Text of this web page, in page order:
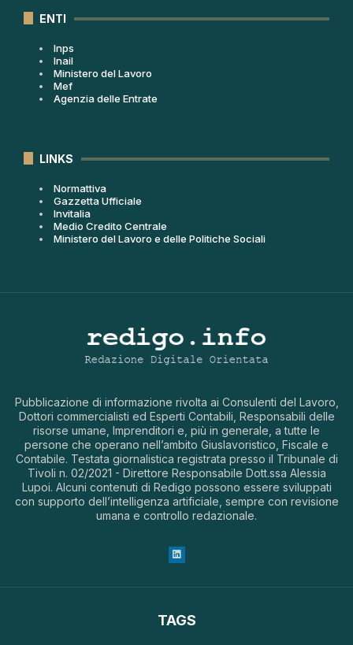
ENTI
Inps
Inail
Ministero del Lavoro
Mef
Agenzia delle Entrate
LINKS
Normattiva
Gazzetta Ufficiale
Invitalia
Medio Credito Centrale
Ministero del Lavoro e delle Politiche Sociali
Pubblicazione di informazione rivolta ai Consulenti del Lavoro,
Dottori commercialisti ed Esperti Contabili, Responsabili delle
risorse umane, Imprenditori e, più in generale, a tutte le
persone che operano nell’ambito Giuslavoristico, Fiscale e
Contabile. Testata giornalistica registrata presso il Tribunale di
Tivoli n. 02/2021 - Direttore Responsabile Dott.ssa Alessia
Lupoi. Alcuni contenuti di Redigo possono essere sviluppati
con supporto dell’intelligenza artificiale, sempre con revisione
umana e controllo redazionale.
TAGS